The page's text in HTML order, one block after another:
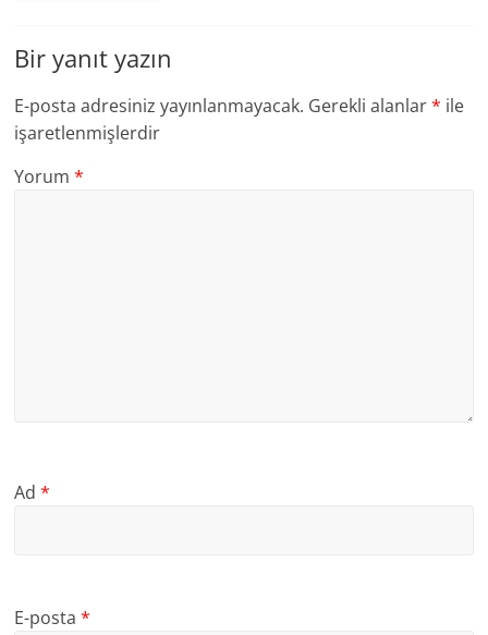
Bir yanıt yazın
E-posta adresiniz yayınlanmayacak. Gerekli alanlar* ile
işaretlenmişlerdir
Yorum*
Ad*
E-posta*